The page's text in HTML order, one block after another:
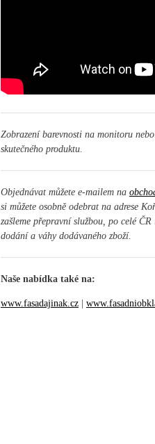
Zobrazení barevnosti na monitoru
skutečného produktu.
Objednávat můžete e-mailem na
si můžete osobně odebrat na adrese
zašleme přepravní službou, po celé
dodání a váhy dodávaného zboží.
Naše nabídka také na:
www.fasadajinak.cz|